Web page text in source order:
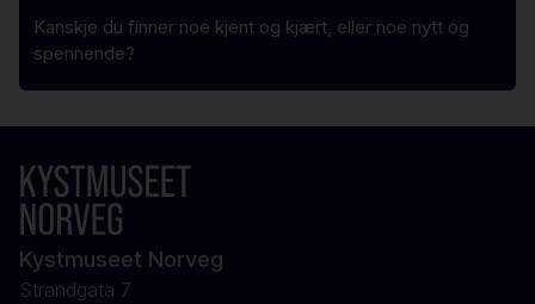
Kanskje du finner noe kjent og kjært, eller noe nytt og
spennende?
Kystmuseet Norveg
Strandgata 7